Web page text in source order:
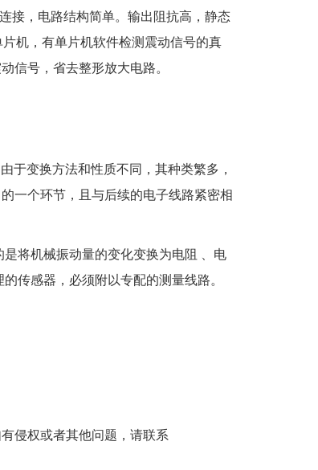
接，电路结构简单。输出阻抗高，静态
机，有单片机软件检测震动信号的真
信号，省去整形放大电路。
于变换方法和性质不同，其种类繁多，
一个环节，且与后续的电子线路紧密相
将机械振动量的变化变换为电阻 、电
传感器，必须附以专配的测量线路。
侵权或者其他问题，请联系